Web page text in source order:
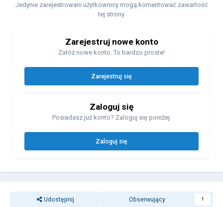
Jedynie zarejestrowani użytkownicy mogą komentować zawartość
tej strony.
Zarejestruj nowe konto
Załóż nowe konto. To bardzo proste!
Zarejestruj się
Zaloguj się
Posiadasz już konto? Zaloguj się poniżej.
Zaloguj się
Udostępnij Obserwujący 1